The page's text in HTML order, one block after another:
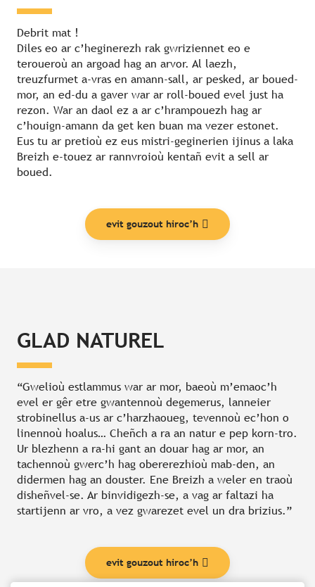
Debrit mat !
Diles eo ar c’heginerezh rak gwriziennet eo e
teroueroù an argoad hag an arvor. Al laezh,
treuzfurmet a-vras en amann-sall, ar pesked, ar boued-
mor, an ed-du a gaver war ar roll-boued evel just ha
rezon. War an daol ez a ar c’hrampouezh hag ar
c’houign-amann da get ken buan ma vezer estonet.
Eus tu ar pretioù ez eus mistri-geginerien ijinus a laka
Breizh e-touez ar rannvroioù kentañ evit a sell ar
boued.
evit gouzout hiroc’h
GLAD NATUREL
“Gwelioù estlammus war ar mor, baeoù m’emaoc’h
evel er gêr etre gwantennoù degemerus, lanneier
strobinellus a-us ar c’harzhaoueg, tevennoù ec’hon o
linennoù hoalus… Cheñch a ra an natur e pep korn-tro.
Ur blezhenn a ra-hi gant an douar hag ar mor, an
tachennoù gwerc’h hag obererezhioù mab-den, an
didermen hag an douster. Ene Breizh a weler en traoù
disheñvel-se. Ar binvidigezh-se, a vag ar faltazi ha
startijenn ar vro, a vez gwarezet evel un dra brizius.”
evit gouzout hiroc’h